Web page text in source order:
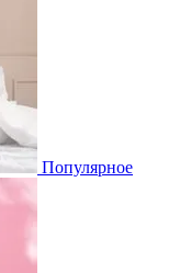
Популярное